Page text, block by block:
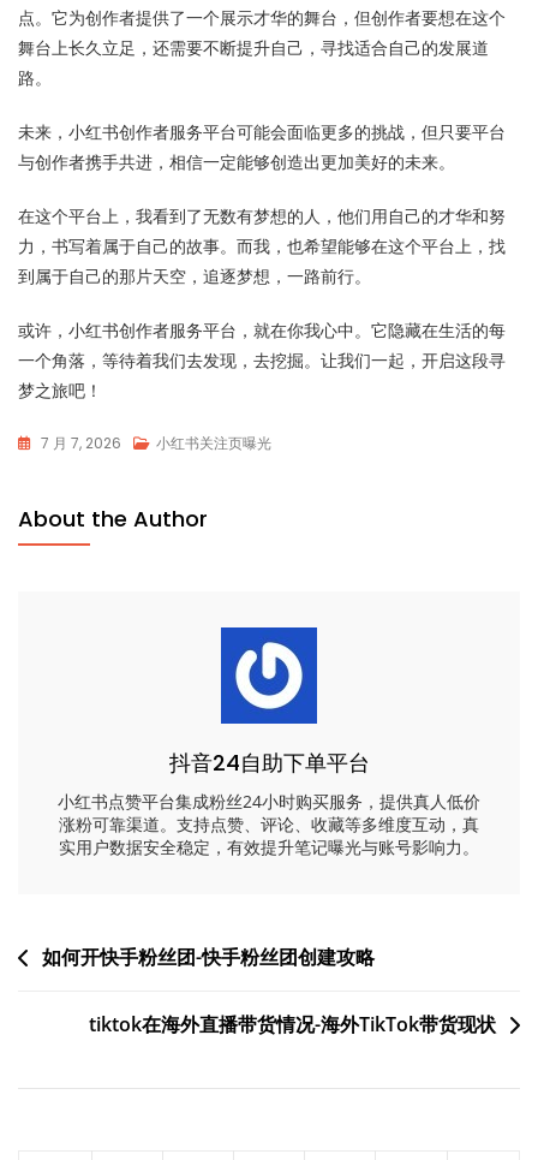
点。它为创作者提供了一个展示才华的舞台，但创作者要想在这个
舞台上长久立足，还需要不断提升自己，寻找适合自己的发展道
路。
未来，小红书创作者服务平台可能会面临更多的挑战，但只要平台
与创作者携手共进，相信一定能够创造出更加美好的未来。
在这个平台上，我看到了无数有梦想的人，他们用自己的才华和努
力，书写着属于自己的故事。而我，也希望能够在这个平台上，找
到属于自己的那片天空，追逐梦想，一路前行。
或许，小红书创作者服务平台，就在你我心中。它隐藏在生活的每
一个角落，等待着我们去发现，去挖掘。让我们一起，开启这段寻
梦之旅吧！
7 月 7, 2026 小红书关注页曝光
About the Author
抖音24自助下单平台
小红书点赞平台集成粉丝24小时购买服务，提供真人低价
涨粉可靠渠道。支持点赞、评论、收藏等多维度互动，真
实用户数据安全稳定，有效提升笔记曝光与账号影响力。
文如何开快手粉丝团-快手粉丝团创建攻略
tiktok在海外直播带货情况-海外TikTok带货现状